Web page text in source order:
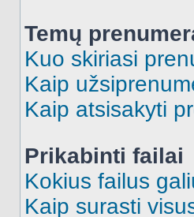
Temų
Kuo skiriasi
Kaip
Kaip atsisakyti
Prikabinti failai
Kokius failus
Kaip surasti